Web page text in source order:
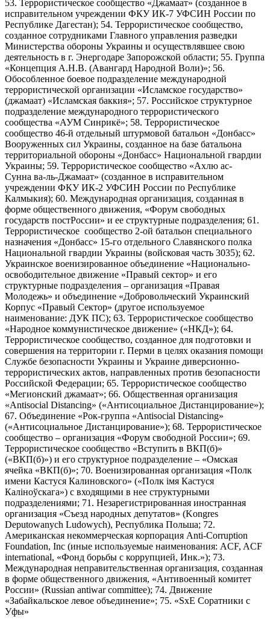
53. Террористическое сообщество «Джамаат» (созданное в
исправительном учреждении ФКУ ИК-7 УФСИН России по
Республике Дагестан); 54. Террористическое сообщество,
созданное сотрудниками Главного управления разведки
Министерства обороны Украины и осуществлявшее свою
деятельность в г. Энергодаре Запорожской области; 55. Группа
«Концепция А.Н.В. (Авангард Народной Воли)»; 56.
Обособленное боевое подразделение международной
террористической организации «Исламское государство»
(джамаат) «Исламская баккия»; 57. Российское структурное
подразделение международного террористического
сообщества «АУМ Синрикё»; 58. Террористическое
сообщество 46-й отдельный штурмовой батальон «Донбасс»
Вооруженных сил Украины, созданное на базе батальона
территориальной обороны «Донбасс» Национальной гвардии
Украины; 59. Террористическое сообщество «Ахлю ас-
Сунна ва-ль-Джамаат» (созданное в исправительном
учреждении ФКУ ИК-2 УФСИН России по Республике
Калмыкия); 60. Международная организация, созданная в
форме общественного движения, «Форум свободных
государств постРоссии» и ее структурные подразделения; 61.
Террористическое сообщество 2-ой батальон специального
назначения «Донбасс» 15-го отдельного Славянского полка
Национальной гвардии Украины (войсковая часть 3035); 62.
Украинское военизированное объединение «Национально-
освободительное движение «Правый сектор» и его
структурные подразделения – организация «Правая
Молодежь» и объединение «Добровольческий Украинский
Корпус «Правый Сектор» (другое используемое
наименование: ДУК ПС); 63. Террористическое сообщество
«Народное коммунистическое движение» («НКД»); 64.
Террористическое сообщество, созданное для подготовки и
совершения на территории г. Перми в целях оказания помощи
Службе безопасности Украины и Украине диверсионно-
террористических актов, направленных против безопасности
Российской Федерации; 65. Террористическое сообщество
«Мегионский джамаат»; 66. Общественная организация
«Antisocial Distancing» («Антисоциальное Дистанцирование»);
67. Объединение «Рок-группа «Antisocial Distancing»
(«Антисоциальное Дистанцирование»); 68. Террористическое
сообщество – организация «Форум свободной России»; 69.
Террористическое сообщество «Вступить в ВКП(б)»
(«ВКП(б)») и его структурное подразделение – «Омская
ячейка «ВКП(б)»; 70. Военизированная организация «Полк
имени Кастуся Калиновского» («Полк iмя Кастуся
Калiноўскага») с входящими в нее структурными
подразделениями; 71. Незарегистрированная иностранная
организация «Съезд народных депутатов» (Kongres
Deputowanych Ludowych), Республика Польша; 72.
Американская некоммерческая корпорация Anti-Corruption
Foundation, Inc (иные используемые наименования: ACF, ACF
international, «Фонд борьбы с коррупцией, Инк.»); 73.
Международная неправительственная организация, созданная
в форме общественного движения, «Антивоенный комитет
России» (Russian antiwar committee); 74. Движение
«Забайкальское левое объединение»; 75. «SxE Соратники с
Уфы»